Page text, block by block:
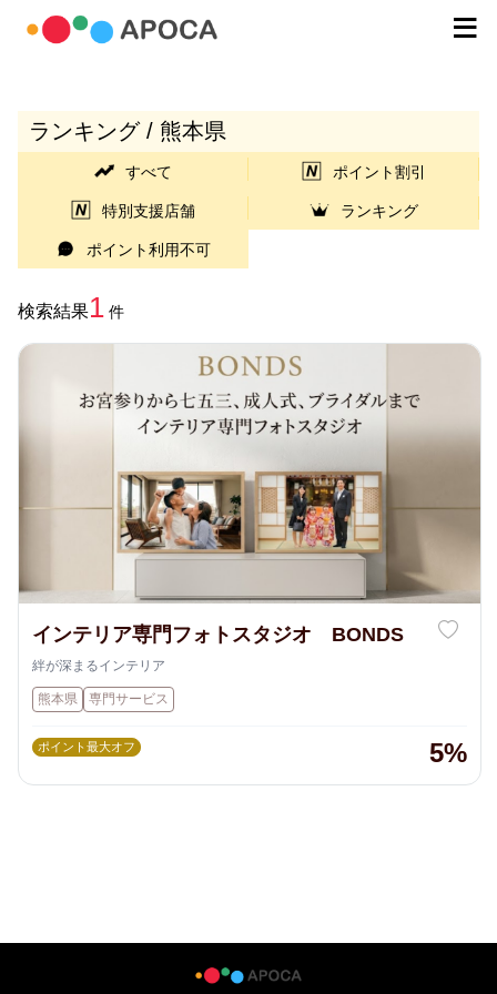
ランキング / 熊本県
すべて ポイント割引
特別支援店舗 ランキング
ポイント利用不可
検索結果1 件
インテリア専門フォトスタジオ BONDS
絆が深まるインテリア
熊本県 専門サービス
ポイント最大オフ 5%